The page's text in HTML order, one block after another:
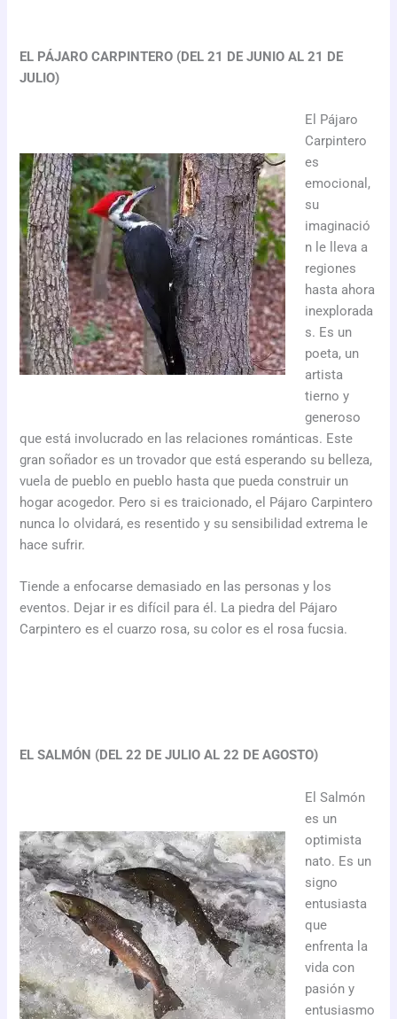
EL PÁJARO CARPINTERO (DEL 21 DE JUNIO AL 21 DE
JULIO)
El Pájaro
Carpintero
es
emocional,
su
imaginació
n le lleva a
regiones
hasta ahora
inexplorada
s. Es un
poeta, un
artista
tierno y
generoso
que está involucrado en las relaciones románticas. Este
gran soñador es un trovador que está esperando su belleza,
vuela de pueblo en pueblo hasta que pueda construir un
hogar acogedor. Pero si es traicionado, el Pájaro Carpintero
nunca lo olvidará, es resentido y su sensibilidad extrema le
hace sufrir.
Tiende a enfocarse demasiado en las personas y los
eventos. Dejar ir es difícil para él. La piedra del Pájaro
Carpintero es el cuarzo rosa, su color es el rosa fucsia.
EL SALMÓN (DEL 22 DE JULIO AL 22 DE AGOSTO)
El Salmón
es un
optimista
nato. Es un
signo
entusiasta
que
enfrenta la
vida con
pasión y
entusiasmo